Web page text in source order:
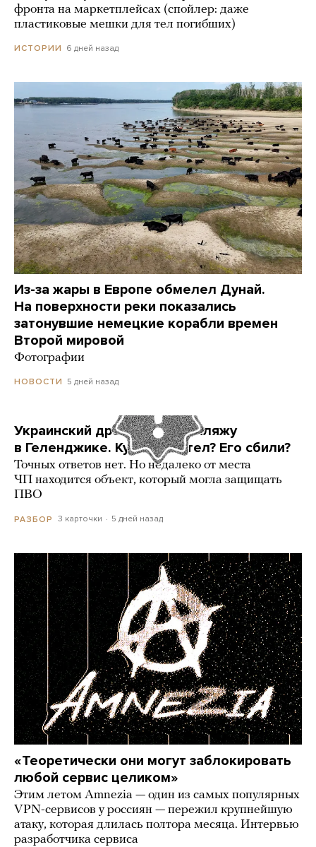
фронта на маркетплейсах (спойлер: даже
пластиковые мешки для тел погибших)
ИСТОРИИ 6 дней назад
Из-за жары в Европе обмелел Дунай.
На поверхности реки показались
затонувшие немецкие корабли времен
Второй мировой
Фотографии
НОВОСТИ 5 дней назад
Украинский дрон попал по пляжу
в Геленджике. Куда он летел? Его сбили?
Точных ответов нет. Но недалеко от места
ЧП находится объект, который могла защищать
ПВО
РАЗБОР 3 карточки 5 дней назад
«Теоретически они могут заблокировать
любой сервис целиком»
Этим летом Amnezia — один из самых популярных
VPN-сервисов у россиян — пережил крупнейшую
атаку, которая длилась полтора месяца. Интервью
разработчика сервиса